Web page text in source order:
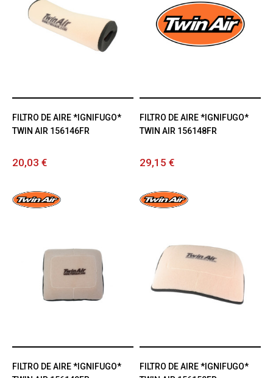
FILTRO DE AIRE *IGNIFUGO*
TWIN AIR 156146FR
20,03 €
FILTRO DE AIRE *IGNIFUGO*
TWIN AIR 156148FR
29,15 €
FILTRO DE AIRE *IGNIFUGO*
FILTRO DE AIRE *IGNIFUGO*